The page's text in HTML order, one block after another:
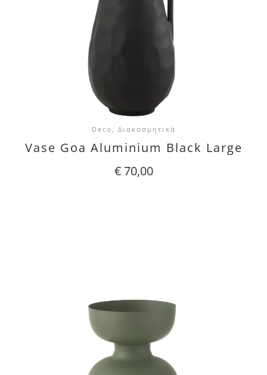
Deco, Διακοσμητικά
Vase Goa Aluminium Black Large
€70,00